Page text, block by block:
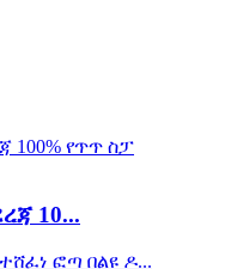
10...